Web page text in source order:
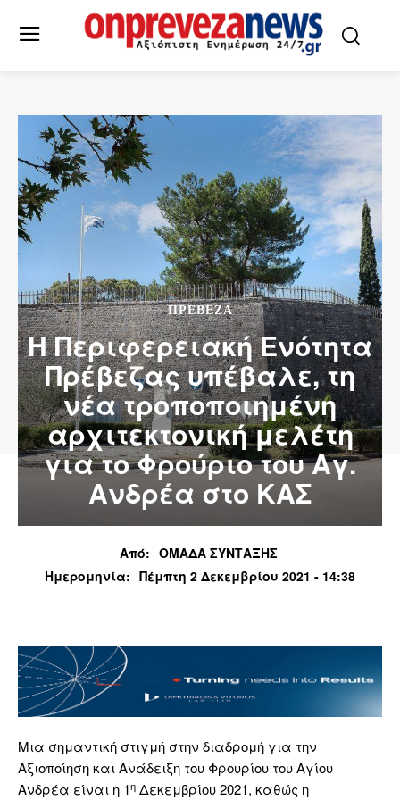
ΠΡΕΒΕΖΑ
Η Περιφερειακή Ενότητα
Πρέβεζας υπέβαλε, τη
νέα τροποποιημένη
αρχιτεκτονική μελέτη
για το Φρούριο του Αγ.
Ανδρέα στο ΚΑΣ
Από: ΟΜΑΔΑ ΣΥΝΤΑΞΗΣ
Ημερομηνία: Πέμπτη 2 Δεκεμβρίου 2021 - 14:38
Μια σημαντική στιγμή στην διαδρομή για την
Αξιοποίηση και Ανάδειξη του Φρουρίου του Αγίου
Ανδρέα είναι η 1η Δεκεμβρίου 2021, καθώς η